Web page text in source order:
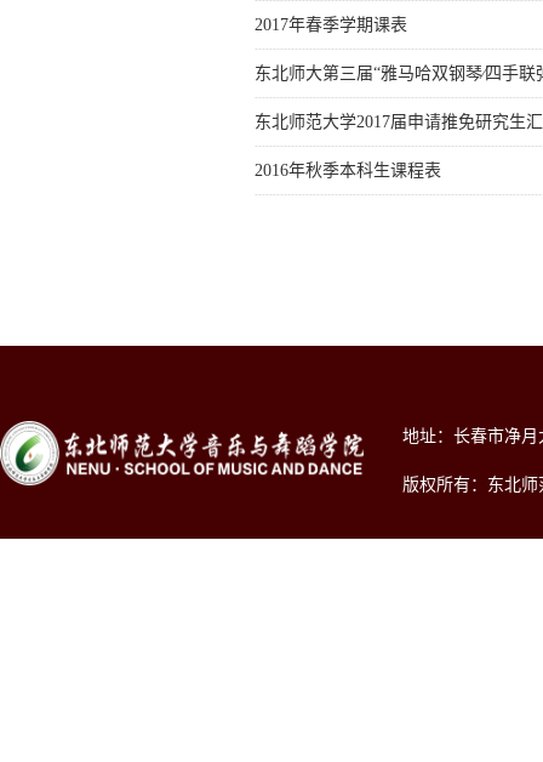
2017年春季学期课表
东北师大第三届“雅马哈双钢琴⁄四手
东北师范大学2017届申请推免研究生
2016年秋季本科生课程表
地址：长春市净
版权所有：东北